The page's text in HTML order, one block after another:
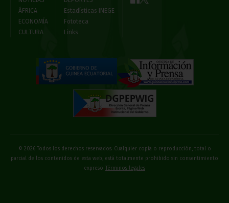
ÁFRICA
ECONOMÍA
CULTURA
Estadísticas INEGE
Fototeca
Links
© 2026 Todos los derechos reservados. Cualquier copia o reproducción, total o
parcial de los contenidos de esta web, está totalmente prohibido sin consentimiento
expreso Términos legales